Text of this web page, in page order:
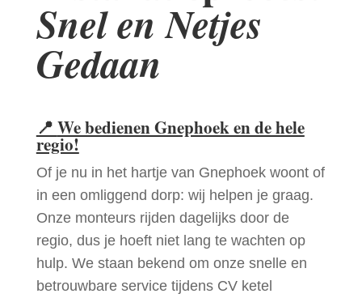
Snel en Netjes
Gedaan
📍 We bedienen Gnephoek en de hele
regio!
Of je nu in het hartje van Gnephoek woont of
in een omliggend dorp: wij helpen je graag.
Onze monteurs rijden dagelijks door de
regio, dus je hoeft niet lang te wachten op
hulp. We staan bekend om onze snelle en
betrouwbare service tijdens CV ketel